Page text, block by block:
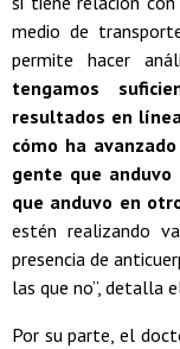
medio de
permite hacer
tengamos
resultados en
cómo ha
gente que
que anduvo en
estén realizando
presencia de
las que no”, detalla
Por su parte, el